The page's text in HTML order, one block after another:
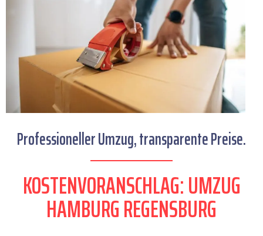
Professioneller Umzug, transparente Preise.
KOSTENVORANSCHLAG: UMZUG
HAMBURG REGENSBURG